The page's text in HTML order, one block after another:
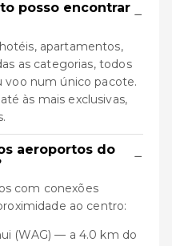
posso encontrar −
apartamentos,
as categorias, todos
voo num único pacote.
às mais exclusivas,
aeroportos do
−
com conexões
ao centro:
(WAG) — a 4.0 km do